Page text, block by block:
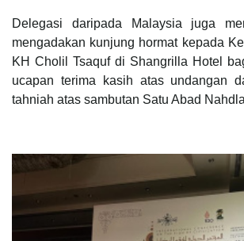
Delegasi daripada Malaysia juga
mengadakan kunjung hormat kepada
KH Cholil Tsaquf di Shangrilla Hotel
ucapan terima kasih atas undangan
tahniah atas sambutan Satu Abad